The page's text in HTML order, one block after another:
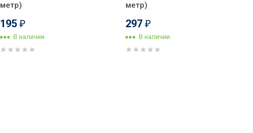
метр)
195 ₽
В наличии
метр)
297 ₽
В наличии